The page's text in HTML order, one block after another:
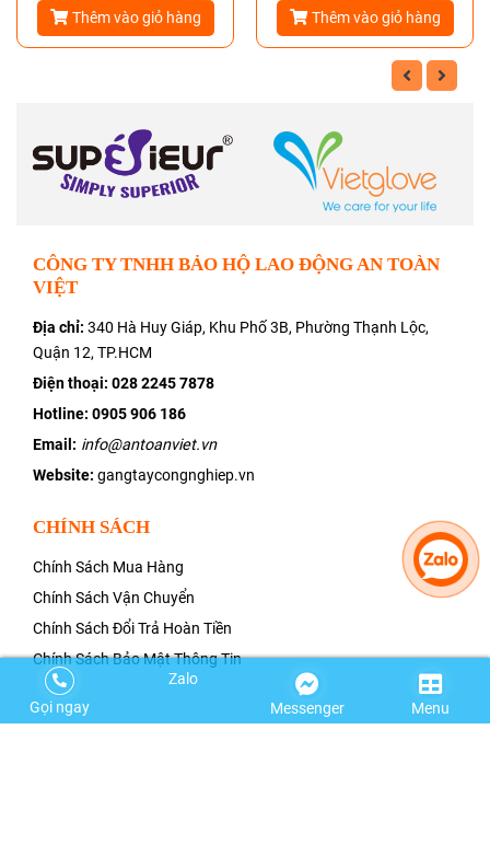
Thêm vào giỏ hàng
Thêm vào giỏ hàng
CÔNG TY TNHH BẢO HỘ LAO ĐỘNG AN TOÀN
VIỆT
Địa chỉ: 340 Hà Huy Giáp, Khu Phố 3B, Phường Thạnh Lộc,
Quận 12, TP.HCM
Điện thoại: 028 2245 7878
Hotline: 0905 906 186
Email: info@antoanviet.vn
Website: gangtaycongnghiep.vn
CHÍNH SÁCH
Chính Sách Mua Hàng
Chính Sách Vận Chuyển
Chính Sách Đổi Trả Hoàn Tiền
Chính Sách Bảo Mật Thông Tin
Gọi ngay
Zalo
Messenger
Menu